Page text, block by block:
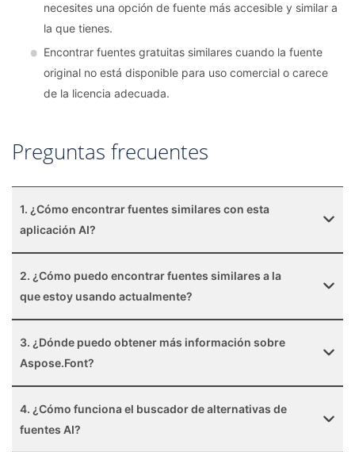
necesites una opción de fuente más accesible y similar a
la que tienes.
Encontrar fuentes gratuitas similares cuando la fuente
original no está disponible para uso comercial o carece
de la licencia adecuada.
Preguntas frecuentes
1. ¿Cómo encontrar fuentes similares con esta
aplicación AI?
2. ¿Cómo puedo encontrar fuentes similares a la
que estoy usando actualmente?
3. ¿Dónde puedo obtener más información sobre
Aspose.Font?
4. ¿Cómo funciona el buscador de alternativas de
fuentes AI?